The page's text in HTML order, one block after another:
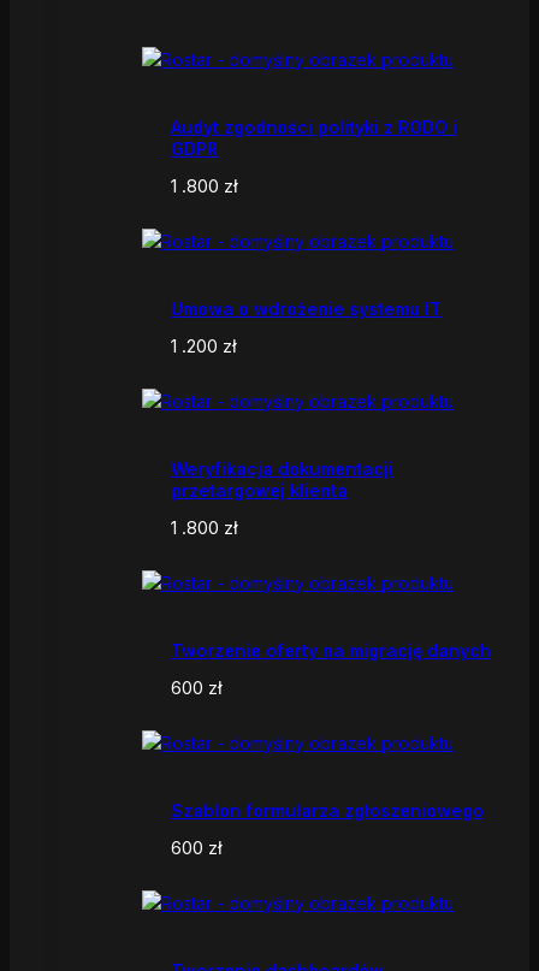
Audyt zgodności polityki z RODO i
GDPR
1 .800 zł
Umowa o wdrożenie systemu IT
1 .200 zł
Weryfikacja dokumentacji
przetargowej klienta
1 .800 zł
Tworzenie oferty na migrację danych
600 zł
Szablon formularza zgłoszeniowego
600 zł